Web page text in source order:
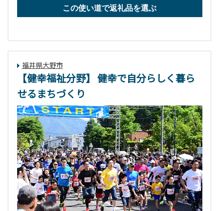
この使い道で返礼品を選ぶ
福井県大野市
【健幸福祉分野】 健幸で自分らしく暮ら
せるまちづくり